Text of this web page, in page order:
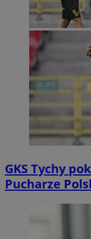
GKS Tychy
Pucharze